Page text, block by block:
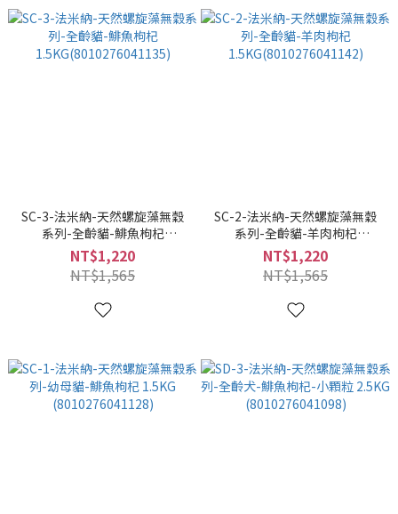
SC-3-法米納-天然螺旋藻無穀
系列-全齡貓-鯡魚枸杞
1.5KG(8010276041135)
NT$1,220
NT$1,565
SC-2-法米納-天然螺旋藻無穀
系列-全齡貓-羊肉枸杞
1.5KG(8010276041142)
NT$1,220
NT$1,565